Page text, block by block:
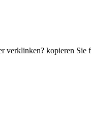
verklinken? kopieren